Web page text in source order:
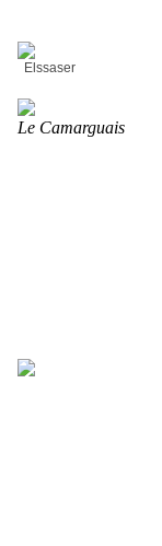
Elssaser
Le Camarguais